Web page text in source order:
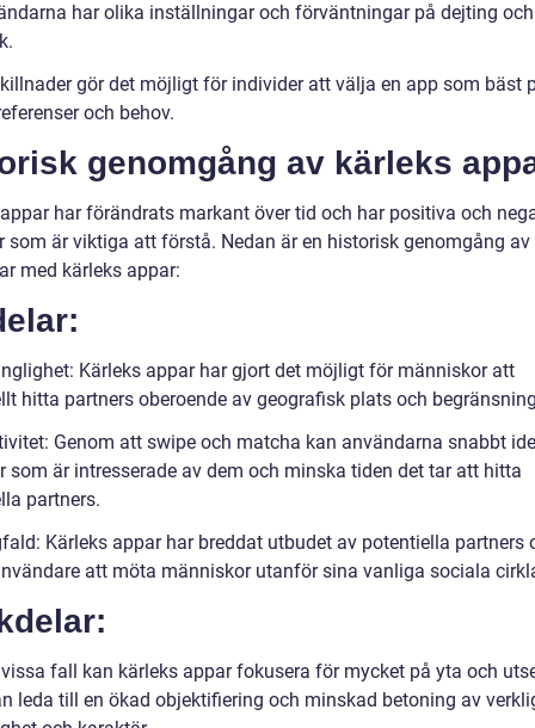
har olika inställningar och förväntningar på dejting och
gör det möjligt för individer att välja en app som bäst
och behov.
genomgång av kärleks
har förändrats markant över tid och har positiva och
som är viktiga att förstå. Nedan är en historisk genomgång av
med kärleks appar:
Kärleks appar har gjort det möjligt för människor att
hitta partners oberoende av geografisk plats och
Genom att swipe och matcha kan användarna snabbt
som är intresserade av dem och minska tiden det tar att hitta
partners.
Kärleks appar har breddat utbudet av potentiella partners
att möta människor utanför sina vanliga sociala
fall kan kärleks appar fokusera för mycket på yta och
leda till en ökad objektifiering och minskad betoning av